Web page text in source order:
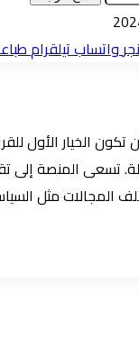
واتسابتيلقرام
الخيار الأول
تسعى المنصة
المجالات مثل